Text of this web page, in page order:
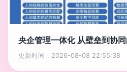
央企管理一体化 从壁垒到协
更新时间：2026-08-08 22:55:38